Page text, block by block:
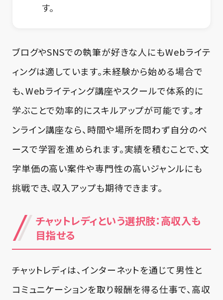
す。
ブログやSNSでの執筆が好きな人にもWebライテ
ィングは適しています。未経験から始める場合で
も、Webライティング講座やスクールで体系的に
学ぶことで効率的にスキルアップが可能です。オ
ンライン講座なら、時間や場所を問わず自分のペ
ースで学習を進められます。実績を積むことで、文
字単価の高い案件や専門性の高いジャンルにも
挑戦でき、収入アップも期待できます。
チャットレディという選択肢：高収入も
目指せる
チャットレディは、インターネットを通じて男性と
コミュニケーションを取り報酬を得る仕事で、高収